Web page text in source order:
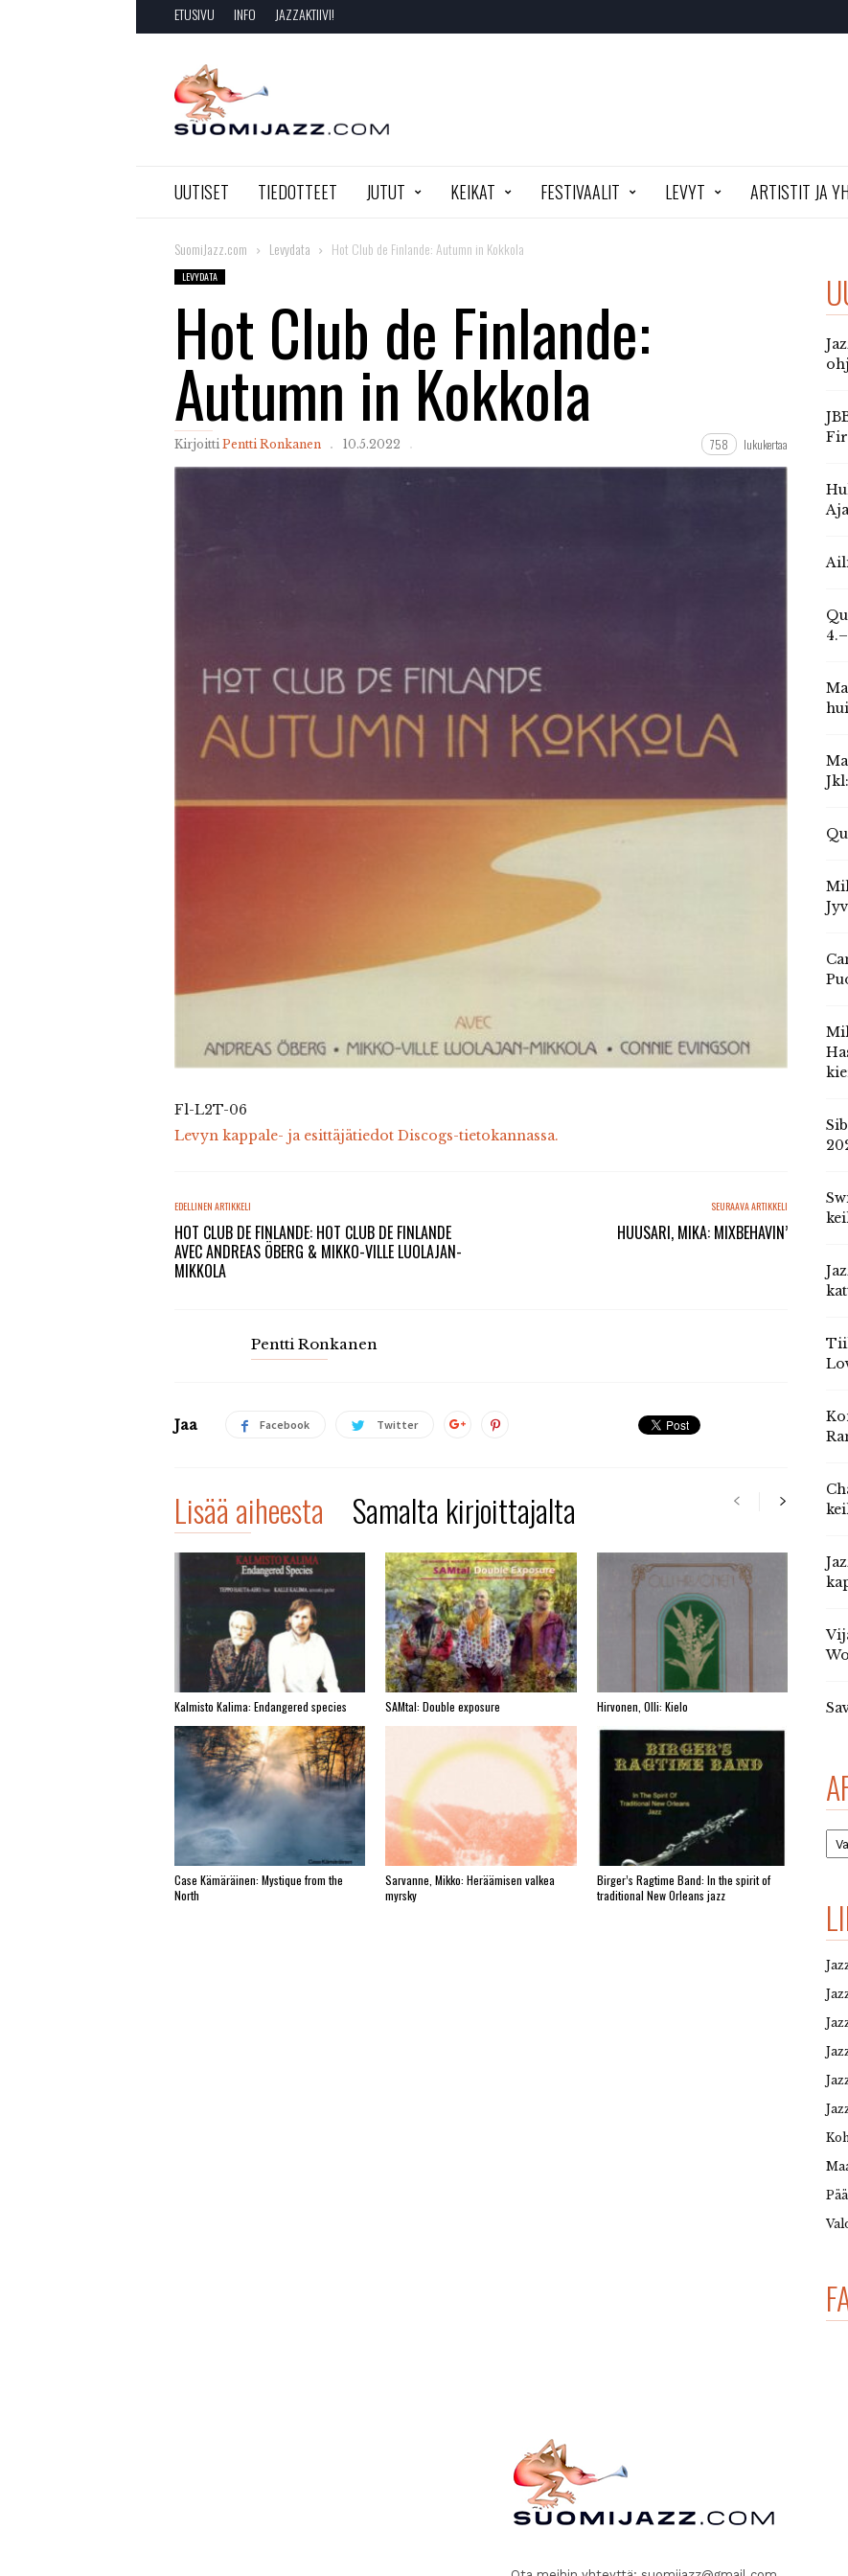
ETUSIVU INFO JAZZAKTIIVI!
SuomiJazz.com
UUTISET TIEDOTTEET JUTUT KEIKAT FESTIVAALIT LEVYT ARTISTIT JA
SuomiJazz.com Levydata Hot Club de Finlande: Autumn in Kokkola
LEVYDATA
Hot Club de Finlande:
Autumn in Kokkola
Kirjoitti Pentti Ronkanen 10.5.2022 758 lukukertaa
Fl-L2T-06
Levyn kappale- ja esittäjätiedot Discogs-tietokannassa.
EDELLINEN ARTIKKELI
HOT CLUB DE FINLANDE: HOT CLUB DE FINLANDE
AVEC ANDREAS ÖBERG & MIKKO-VILLE LUOLAJAN-
MIKKOLA
SEURAAVA ARTIKKELI
HUUSARI, MIKA: MIXBEHAVIN’
Pentti Ronkanen
Jaa Facebook Twitter
Lisää aiheesta Samalta kirjoittajalta
Kalmisto Kalima: Endangered species SAMtal: Double exposure Hirvonen, Olli: Kielo
Case Kämäräinen: Mystique from the
North
Sarvanne, Mikko: Heräämisen valkea
myrsky
Birger’s Ragtime Band: In the spirit of
traditional New Orleans jazz